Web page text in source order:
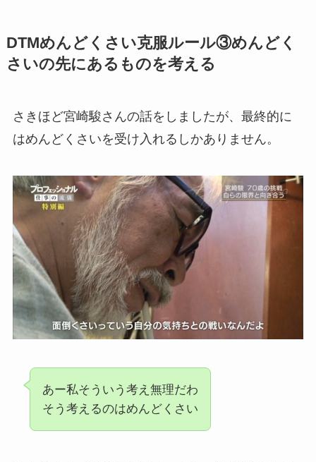
DTMめんどくさい克服ルール③めんどく
さいの先にあるものを考える
さきほど宮崎駿さんの話をしましたが、最終的に
はめんどくさいを受け入れるしかありません。
あー私そういう考え無理だわ
そう考えるのはめんどくさい